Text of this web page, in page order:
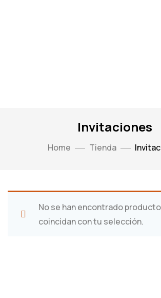
Invitaciones
Home Tienda
No se han encontrado
coincidan con tu selección.